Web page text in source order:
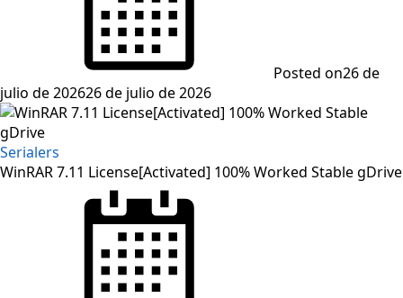
Posted on26 de
julio de 202626 de julio de 2026
Serialers
WinRAR 7.11 License[Activated] 100% Worked Stable gDrive